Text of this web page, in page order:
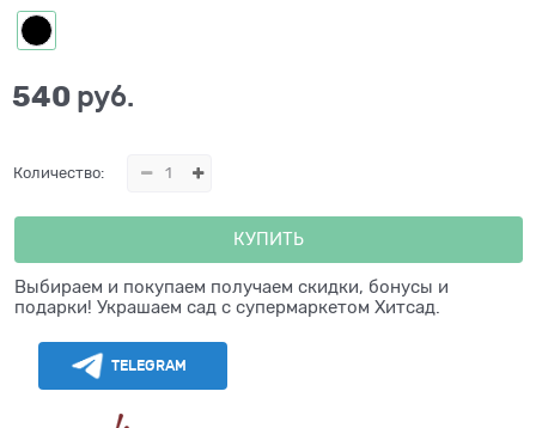
540 руб.
Количество:
КУПИТЬ
Выбираем и покупаем получаем скидки, бонусы и
подарки! Украшаем сад с супермаркетом Хитсад.
TELEGRAM